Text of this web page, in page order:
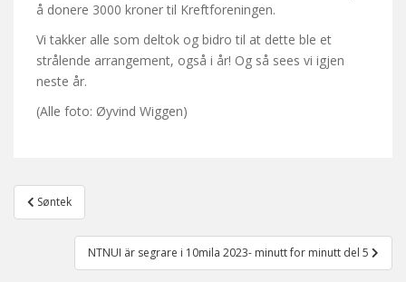
å donere 3000 kroner til Kreftforeningen.
Vi takker alle som deltok og bidro til at dette ble et
strålende arrangement, også i år! Og så sees vi igjen
neste år.
(Alle foto: Øyvind Wiggen)
Post
navigation
Søntek
NTNUI är segrare i 10mila 2023- minutt for minutt del 5